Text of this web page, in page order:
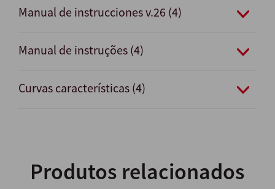
Manual de instrucciones v.26 (4)
Manual de instruções (4)
Curvas características (4)
Produtos relacionados